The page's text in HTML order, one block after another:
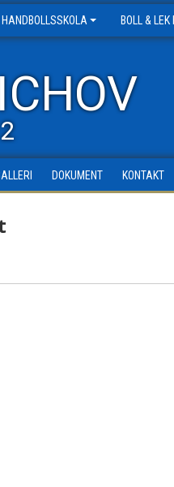
HANDBOLLSSKOLA BOLL &
DOKUMENT KONTAKT